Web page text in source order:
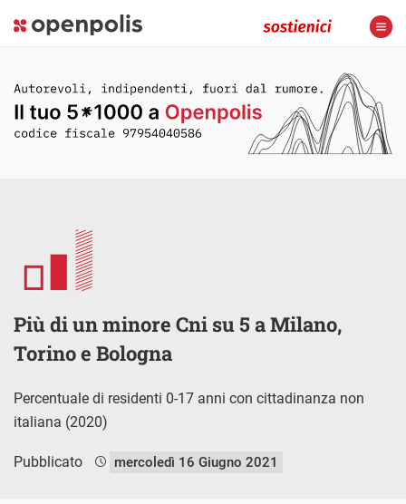
Più di un minore Cni su 5 a Milano,
Torino e Bologna
Percentuale di residenti 0-17 anni con cittadinanza non
italiana (2020)
Pubblicato mercoledì 16 Giugno 2021